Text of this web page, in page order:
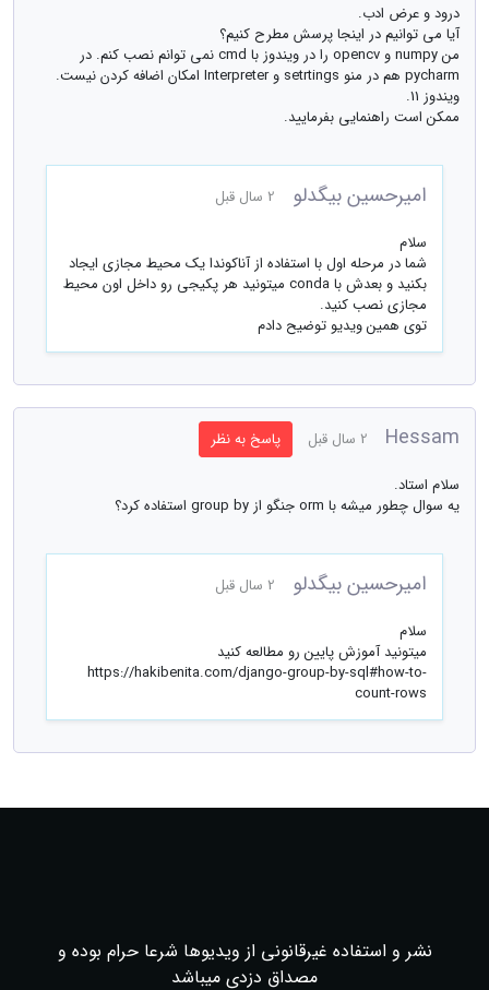
درود و عرض ادب.
آیا می توانیم در اینجا پرسش مطرح کنیم؟
من numpy و opencv را در ویندوز با cmd نمی توانم نصب کنم. در
pycharm هم در منو setrtings و Interpreter امکان اضافه کردن نیست.
ویندوز 11.
ممکن است راهنمایی بفرمایید.
امیرحسین بیگدلو
2 سال قبل
سلام
شما در مرحله اول با استفاده از آناکوندا یک محیط مجازی ایجاد
بکنید و بعدش با conda میتونید هر پکیجی رو داخل اون محیط
مجازی نصب کنید.
توی همین ویدیو توضیح دادم
Hessam 2 سال قبل
پاسخ به نظر
سلام استاد.
یه سوال چطور میشه با orm جنگو از group by استفاده کرد؟
امیرحسین بیگدلو
2 سال قبل
سلام
میتونید آموزش پایین رو مطالعه کنید
https://hakibenita.com/django-group-by-sql#how-to-
count-rows
نشر و استفاده غیرقانونی از ویدیوها شرعا حرام بوده و
مصداق دزدی میباشد